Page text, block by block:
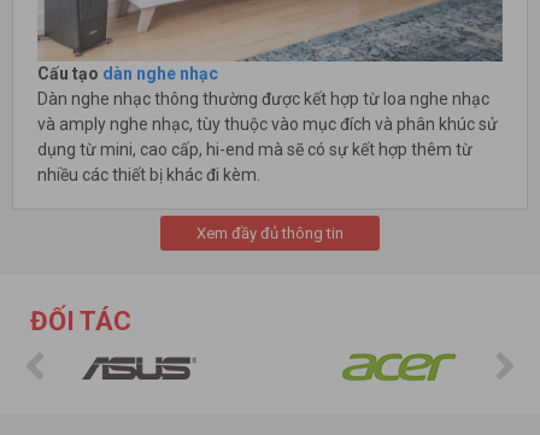
Cấu tạo dàn nghe nhạc
Dàn nghe nhạc thông thường được kết hợp từ loa nghe nhạc
và amply nghe nhạc, tùy thuộc vào mục đích và phân khúc sử
dụng từ mini, cao cấp, hi-end mà sẽ có sự kết hợp thêm từ
nhiều các thiết bị khác đi kèm.
gian gia đình với diện tích và mức chi phí phù hợp. Thường
được thiết lập với các thiết bị như loa nghe nhạc, amply nghe
nhiều công nghệ giả lập âm thanh vòm hiện đại thích hợp cả
nghe nhạc và xem phim)
- Loa nghe nhạc đứng : thường được đặt bên trái và bên phải
ampli hoặc TV cho những âm thanh cơ bản.
Xem đầy đủ thông tin
ĐỐI TÁC